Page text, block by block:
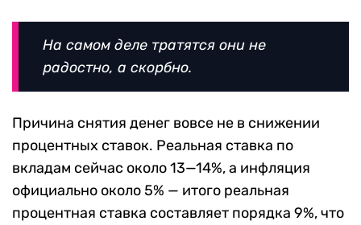
На самом деле тратятся они не
радостно, а скорбно.
Причина снятия денег вовсе не в снижении
процентных ставок. Реальная ставка по
вкладам сейчас около 13—14%, а инфляция
официально около 5% — итого реальная
процентная ставка составляет порядка 9%, что